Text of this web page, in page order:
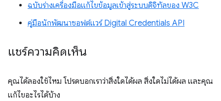
ฉบับร่างเครื่องมือแก้ไขข้อมูลเข้าสู่ระบบดิจิทัลของ W3C
คู่มือนักพัฒนาซอฟต์แวร์ Digital Credentials API
แชร์ความคิดเห็น
คุณได้ลองใช้ไหม โปรดบอกเราว่าสิ่งใดได้ผล สิ่งใดไม่ได้ผล และคุณ
แก้ไขอะไรได้บ้าง